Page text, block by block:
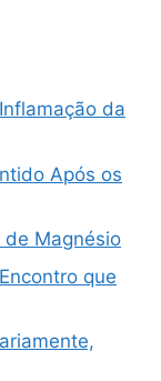
da
Após os
Magnésio
que